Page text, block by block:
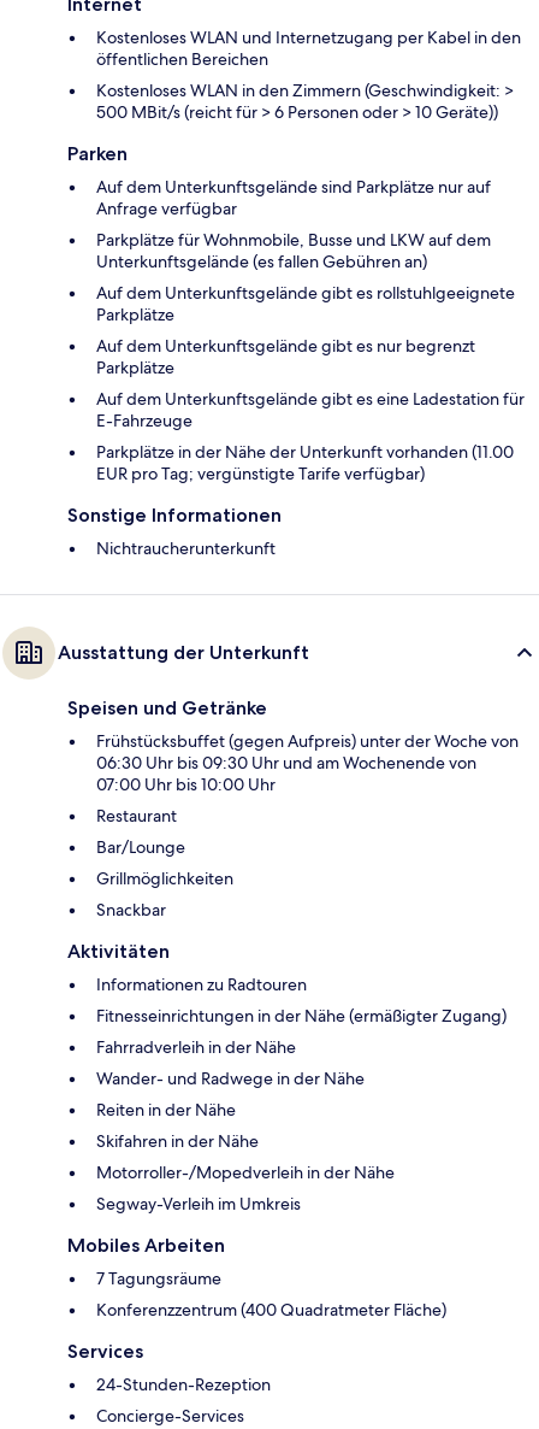
Kostenloses WLAN und Internetzugang per Kabel in den
öffentlichen Bereichen
Kostenloses WLAN in den Zimmern (Geschwindigkeit: >
500 MBit/s (reicht für > 6 Personen oder > 10 Geräte))
Parken
Auf dem Unterkunftsgelände sind Parkplätze nur auf
Anfrage verfügbar
Parkplätze für Wohnmobile, Busse und LKW auf dem
Unterkunftsgelände (es fallen Gebühren an)
Auf dem Unterkunftsgelände gibt es rollstuhlgeeignete
Parkplätze
Auf dem Unterkunftsgelände gibt es nur begrenzt
Parkplätze
Auf dem Unterkunftsgelände gibt es eine Ladestation für
E-Fahrzeuge
Parkplätze in der Nähe der Unterkunft vorhanden (11.00
EUR pro Tag; vergünstigte Tarife verfügbar)
Sonstige Informationen
Nichtraucherunterkunft
Ausstattung der Unterkunft
Speisen und Getränke
Frühstücksbuffet (gegen Aufpreis) unter der Woche von
06:30 Uhr bis 09:30 Uhr und am Wochenende von
07:00 Uhr bis 10:00 Uhr
Restaurant
Bar/Lounge
Grillmöglichkeiten
Snackbar
Aktivitäten
Informationen zu Radtouren
Fitnesseinrichtungen in der Nähe (ermäßigter Zugang)
Fahrradverleih in der Nähe
Wander- und Radwege in der Nähe
Reiten in der Nähe
Skifahren in der Nähe
Motorroller-/Mopedverleih in der Nähe
Segway-Verleih im Umkreis
Mobiles Arbeiten
7 Tagungsräume
Konferenzzentrum (400 Quadratmeter Fläche)
Services
24-Stunden-Rezeption
Concierge-Services